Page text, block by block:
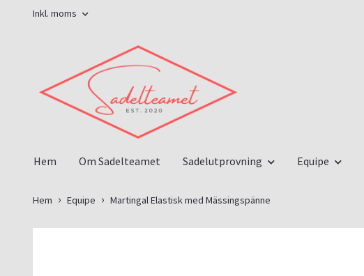
Inkl. moms
Hem Om Sadelteamet Sadelutprovning Equipe
Hem Equipe Martingal Elastisk med Mässingspänne